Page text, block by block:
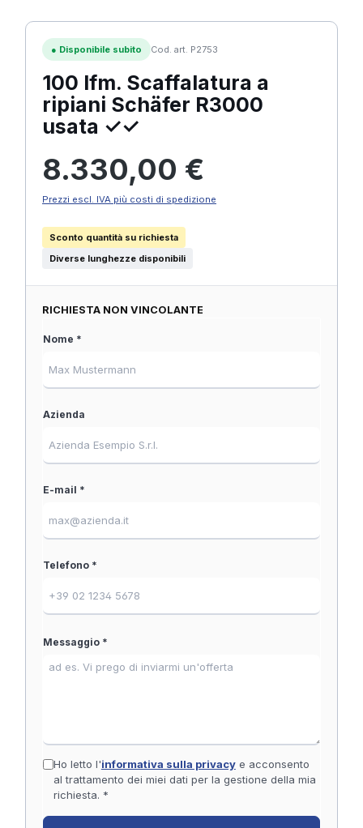
● Disponibile subito Cod. art. P2753
100 lfm. Scaffalatura a
ripiani Schäfer R3000
usata ✓✓
8.330,00 €
Prezzi escl. IVA più costi di spedizione
Sconto quantità su richiesta
Diverse lunghezze disponibili
RICHIESTA NON VINCOLANTE
Nome *
Azienda
E-mail *
Telefono *
Messaggio *
Ho letto l'informativa sulla privacye acconsento
al trattamento dei miei dati per la gestione della mia
richiesta. *